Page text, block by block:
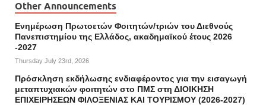
Other Announcements
Ενημέρωση Πρωτοετών Φοιτητών/τριών του Διεθνούς
Πανεπιστημίου της Ελλάδος, ακαδημαϊκού έτους 2026
-2027
Thursday July 23rd, 2026
Πρόσκληση εκδήλωσης ενδιαφέροντος για την εισαγωγή
μεταπτυχιακών φοιτητών στο ΠΜΣ στη ΔΙΟΙΚΗΣΗ
ΕΠΙΧΕΙΡΗΣΕΩΝ ΦΙΛΟΞΕΝΙΑΣ ΚΑΙ ΤΟΥΡΙΣΜΟΥ (2026-2027)